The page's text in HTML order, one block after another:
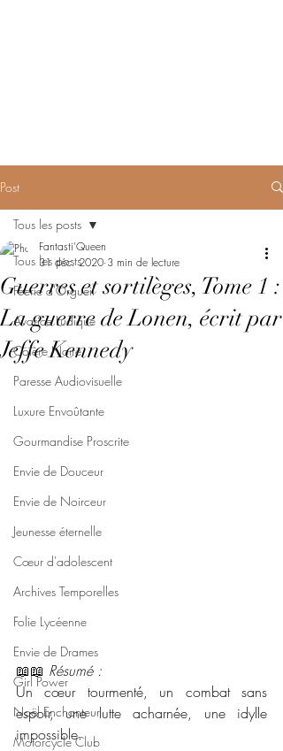
Post
Tous les posts
Féerie d'Orgueil
Avarice Ludique
Colère Noire
Paresse Audiovisuelle
Luxure Envoûtante
Gourmandise Proscrite
Envie de Douceur
Envie de Noirceur
Jeunesse éternelle
Cœur d'adolescent
Archives Temporelles
Folie Lycéenne
Envie de Drames
Girl Power
Noël Enchanteur
Motorcycle Club
Tous les posts
Guerres et sortilèges, Tome 1 :
La guerre de Lonen, écrit par
Jeffe Kennedy
Fantasti'Queen
31 déc. 2020 3 min de lecture
📖📖 Résumé :
Un cœur tourmenté, un combat sans
espoir, une lutte acharnée, une idylle
impossible.